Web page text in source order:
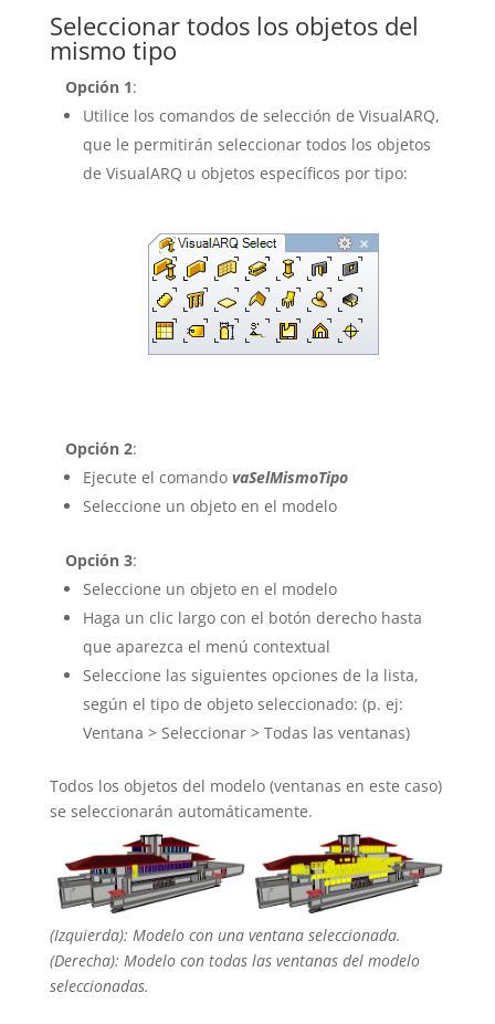
Seleccionar todos los objetos del
mismo tipo
Opción 1:
Utilice los comandos de selección de VisualARQ,
que le permitirán seleccionar todos los objetos
de VisualARQ u objetos específicos por tipo:
Opción 2:
Ejecute el comando vaSelMismoTipo
Seleccione un objeto en el modelo
Opción 3:
Seleccione un objeto en el modelo
Haga un clic largo con el botón derecho hasta
que aparezca el menú contextual
Seleccione las siguientes opciones de la lista,
según el tipo de objeto seleccionado: (p. ej:
Ventana > Seleccionar > Todas las ventanas)
Todos los objetos del modelo (ventanas en este caso)
se seleccionarán automáticamente.
(Izquierda): Modelo con una ventana seleccionada.
(Derecha): Modelo con todas las ventanas del modelo
seleccionadas.